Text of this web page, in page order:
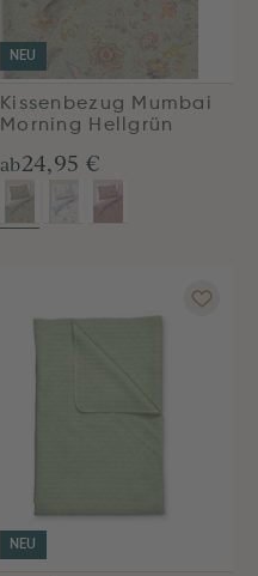
NEU
Kissenbezug Mumbai
Morning Hellgrün
ab24,95 €
NEU